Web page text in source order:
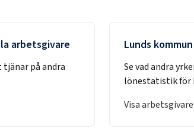
arbetsgivare
tjänar på andra
Lunds kommun
Se vad andra
lönestatistik för
Visa